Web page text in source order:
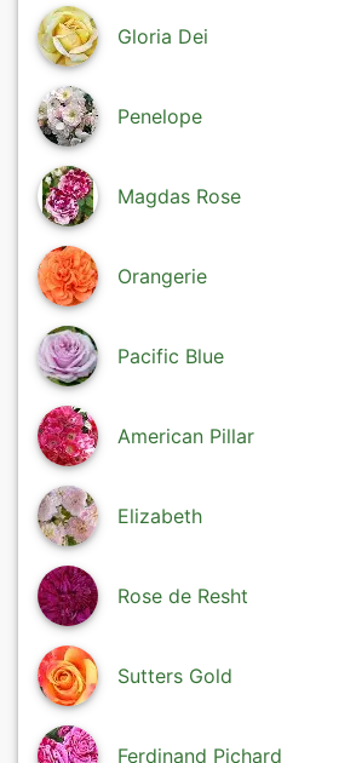
Gloria Dei
Penelope
Magdas Rose
Orangerie
Pacific Blue
American Pillar
Elizabeth
Rose de Resht
Sutters Gold
Ferdinand Pichard